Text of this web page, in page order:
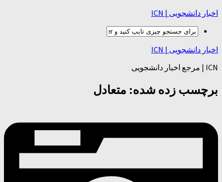
اخبار دانشجویی | ICN
اخبار دانشجویی | ICN
ICN | مرجع اخبار دانشجویی
برچسب زده شده: متعادل